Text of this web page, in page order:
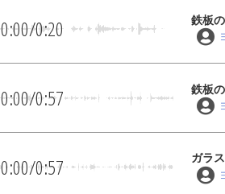
0:00/0:20 鉄板
0:00/0:57 鉄板
0:00/0:57 ガラ